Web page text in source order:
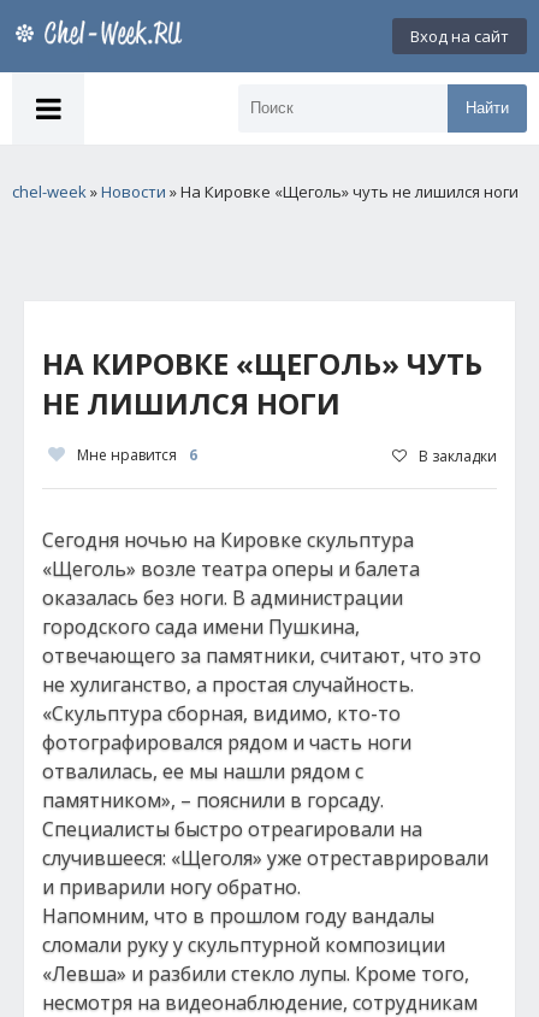
Вход на сайт
Найти
chel-week»Новости » На Кировке «Щеголь» чуть не лишился ноги
НА КИРОВКЕ «ЩЕГОЛЬ» ЧУТЬ
НЕ ЛИШИЛСЯ НОГИ
Мне нравится 6 В закладки
Сегодня ночью на Кировке скульптура
«Щеголь» возле театра оперы и балета
оказалась без ноги. В администрации
городского сада имени Пушкина,
отвечающего за памятники, считают, что это
не хулиганство, а простая случайность.
«Скульптура сборная, видимо, кто-то
фотографировался рядом и часть ноги
отвалилась, ее мы нашли рядом с
памятником», – пояснили в горсаду.
Специалисты быстро отреагировали на
случившееся: «Щеголя» уже отреставрировали
и приварили ногу обратно.
Напомним, что в прошлом году вандалы
сломали руку у скульптурной композиции
«Левша» и разбили стекло лупы. Кроме того,
несмотря на видеонаблюдение, сотрудникам